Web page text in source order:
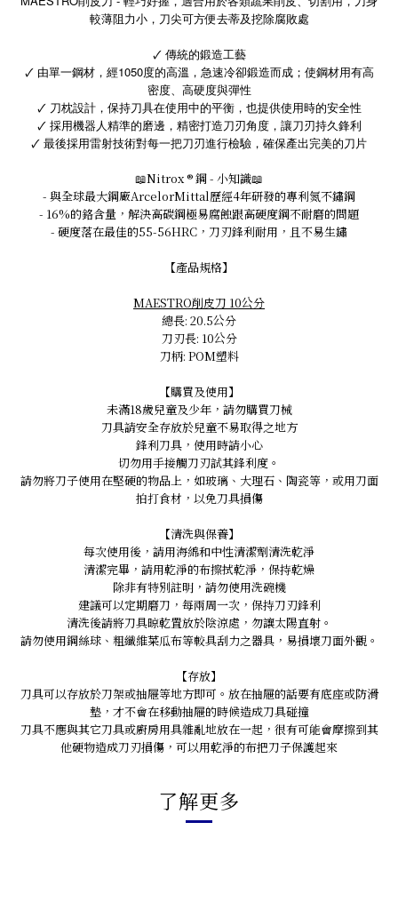
較薄阻力小，刀尖可方便去蒂及挖除腐敗處
🗸 傳統的鍛造工藝
🗸 由單一鋼材，經1050度的高溫，急速冷卻鍛造而成；使鋼材用有高
密度、高硬度與彈性
🗸 刀枕設計，保持刀具在使用中的平衡，也提供使用時的安全性
🗸 採用機器人精準的磨邊，精密打造刀刃角度，讓刀刃持久鋒利
🗸 最後採用雷射技術對每一把刀刃進行檢驗，確保產出完美的刀片
📖Nitrox ® 鋼 - 小知識📖
- 與全球最大鋼廠ArcelorMittal歷經4年研發的專利氮不鏽鋼
- 16%的鉻含量，解決高碳鋼極易腐蝕跟高硬度鋼不耐磨的問題
- 硬度落在最佳的55-56HRC，刀刃鋒利耐用，且不易生鏽
【產品規格】
MAESTRO削皮刀 10公分
總長: 20.5公分
刀刃長: 10公分
刀柄: POM塑料
【購買及使用】
未滿18歲兒童及少年，請勿購買刀械
刀具請安全存放於兒童不易取得之地方
鋒利刀具，使用時請小心
切勿用手接觸刀刃試其鋒利度。
請勿將刀子使用在堅硬的物品上，如玻璃、大理石、陶瓷等，或用刀面
拍打食材，以免刀具損傷
【清洗與保養】
每次使用後，請用海綿和中性清潔劑清洗乾淨
清潔完畢，請用乾淨的布擦拭乾淨，保持乾燥
除非有特別註明，請勿使用洗碗機
建議可以定期磨刀，每兩周一次，保持刀刃鋒利
清洗後請將刀具晾乾置放於陰涼處，勿讓太陽直射。
請勿使用鋼絲球、粗纖維菜瓜布等較具刮力之器具，易損壞刀面外觀。
【存放】
刀具可以存放於刀架或抽屜等地方即可。放在抽屜的話要有底座或防滑
墊，才不會在移動抽屜的時候造成刀具碰撞
刀具不應與其它刀具或廚房用具雜亂地放在一起，很有可能會摩擦到其
他硬物造成刀刃損傷，可以用乾淨的布把刀子保護起來
了解更多